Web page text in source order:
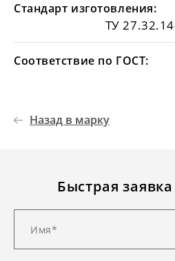
Стандарт изготовления:
ТУ
Соответствие по ГОСТ:
Назад в марку
Быстрая